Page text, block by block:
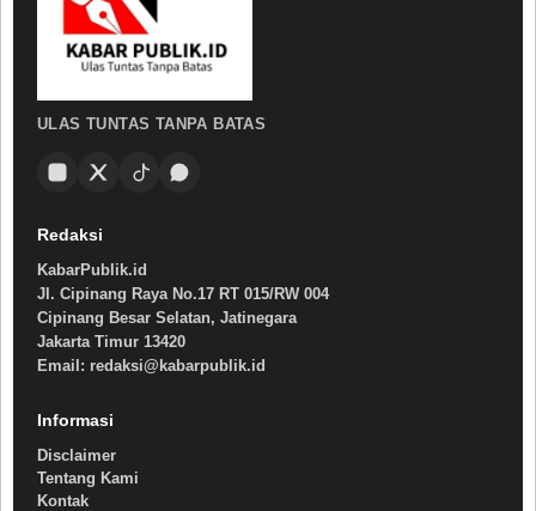
ULAS TUNTAS TANPA BATAS
Redaksi
KabarPublik.id
Jl. Cipinang Raya No.17 RT 015/RW 004
Cipinang Besar Selatan, Jatinegara
Jakarta Timur 13420
Email: redaksi@kabarpublik.id
Informasi
Disclaimer
Tentang Kami
Kontak